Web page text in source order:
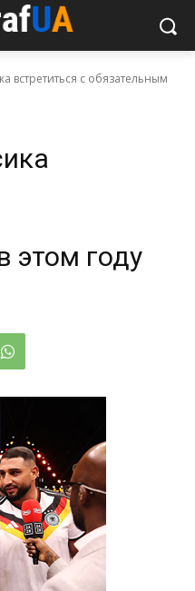
встретиться с обязательным
этом году